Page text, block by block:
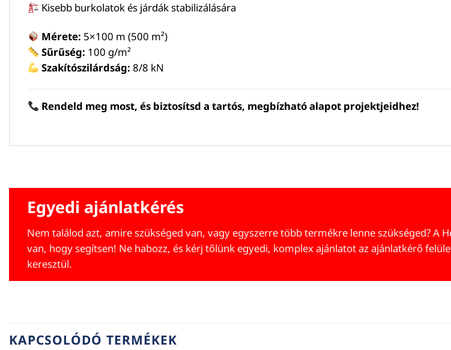
Kisebb burkolatok és járdák stabilizálására
Mérete: 5×100 m (500 m²)
Sűrűség: 100 g/m²
Szakítószilárdság: 8/8 kN
Rendeld meg most, és biztosítsd a tartós, megbízható alapot projektjeidhez!
Egyedi ajánlatkérés
Nem találod azt, amire szükséged van, vagy egyszerre több termékre lenne szükséged? A
van, hogy segítsen! Ne habozz, és kérj tőlünk egyedi, komplex ajánlatot az ajánlatkérő
keresztül.
KAPCSOLÓDÓ TERMÉKEK